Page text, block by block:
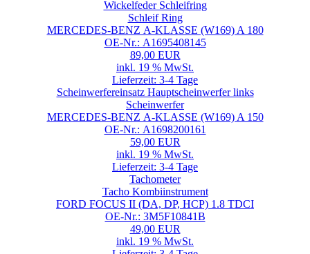
Wickelfeder Schleifring
Schleif Ring
MERCEDES-BENZ A-KLASSE (W169) A 180
OE-Nr.: A1695408145
89,00 EUR
inkl. 19 % MwSt.
Lieferzeit: 3-4 Tage
Scheinwerfereinsatz Hauptscheinwerfer links
Scheinwerfer
MERCEDES-BENZ A-KLASSE (W169) A 150
OE-Nr.: A1698200161
59,00 EUR
inkl. 19 % MwSt.
Lieferzeit: 3-4 Tage
Tachometer
Tacho Kombiinstrument
FORD FOCUS II (DA, DP, HCP) 1.8 TDCI
OE-Nr.: 3M5F10841B
49,00 EUR
inkl. 19 % MwSt.